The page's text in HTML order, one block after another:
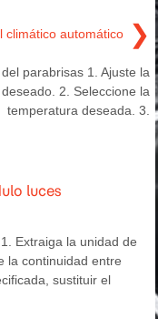
climático automático ❯
parabrisas 1. Ajuste la
2. Seleccione la
temperatura deseada. 3.
luces
Extraiga la unidad de
la continuidad entre
sustituir el